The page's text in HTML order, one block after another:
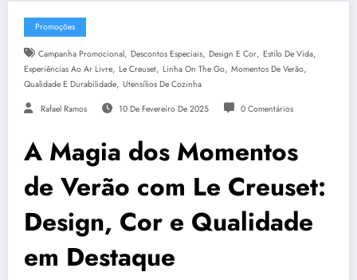
Promoções
Campanha Promocional, Descontos Especiais, Design E Cor, Estilo De Vida,
Experiências Ao Ar Livre, Le Creuset, Linha On The Go, Momentos De Verão,
Qualidade E Durabilidade, Utensílios De Cozinha
Rafael Ramos 10 De Fevereiro De 2025 0 Comentários
A Magia dos Momentos
de Verão com Le Creuset:
Design, Cor e Qualidade
em Destaque